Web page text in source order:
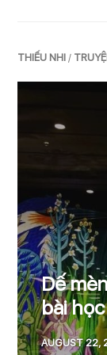
THIẾU NHI /
Dế
bài
AUGUST 22,